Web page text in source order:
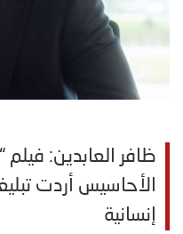
ظافر العابدين:
الأحاسيس أردت
إنسانية